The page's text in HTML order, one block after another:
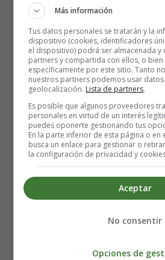
molinos de piedra que eran
animales. Pero claro, el hombre
vosotros... aprendió a generar
usar máquinas mucho más
mejor el aceite sin tener que
de piedra.
Hoy en día, como todos ya sabéis,
evolucionado mucho y tenemos
para obtener aceite de las aceitunas.
maneras:
Vareando. Con unos palos
Con máquinas vibradoras, que
Más información
Tus datos personales se tratarán y la
dispositivo (cookies, identificadores
el dispositivo) podrá ser almacenada y
partners y compartida con ellos, o bien
específicamente por este sitio. Tanto
nuestros partners podemos usar
geolocalización. Lista de partners.
Es posible que algunos proveedores
personales en virtud de un interés
puedes oponerte gestionando tus
En la parte inferior de esta página o en
busca un enlace para gestionar o
la configuración de privacidad y
Aceptar
No consentir
Opciones de